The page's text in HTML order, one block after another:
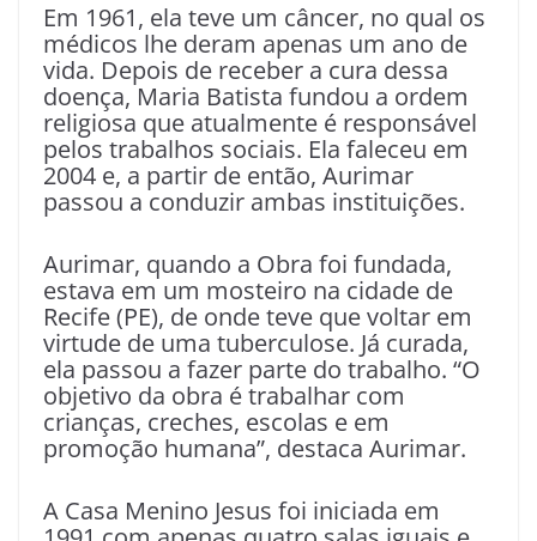
Em 1961, ela teve um câncer, no qual os
médicos lhe deram apenas um ano de
vida. Depois de receber a cura dessa
doença, Maria Batista fundou a ordem
religiosa que atualmente é responsável
pelos trabalhos sociais. Ela faleceu em
2004 e, a partir de então, Aurimar
passou a conduzir ambas instituições.
Aurimar, quando a Obra foi fundada,
estava em um mosteiro na cidade de
Recife (PE), de onde teve que voltar em
virtude de uma tuberculose. Já curada,
ela passou a fazer parte do trabalho. “O
objetivo da obra é trabalhar com
crianças, creches, escolas e em
promoção humana”, destaca Aurimar.
A Casa Menino Jesus foi iniciada em